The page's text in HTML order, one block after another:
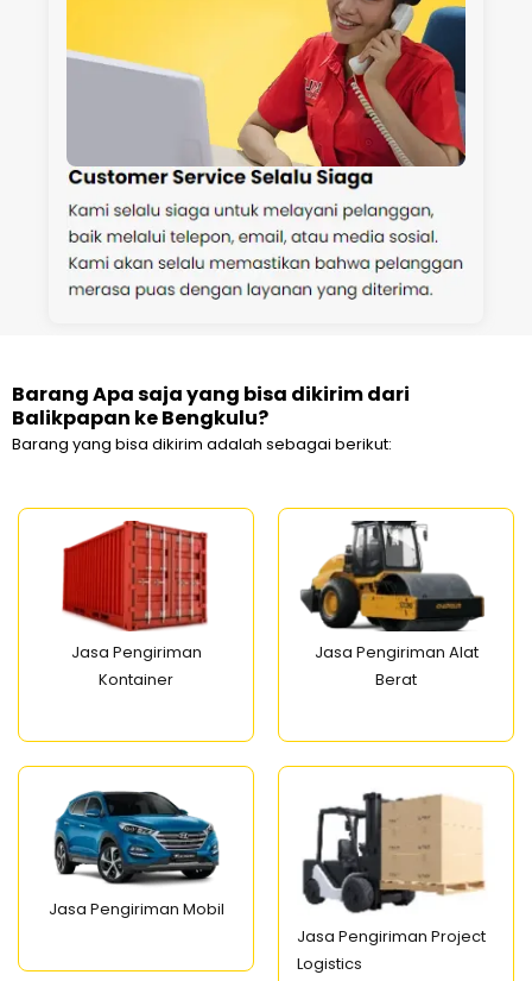
Barang Apa saja yang bisa dikirim dari
Balikpapan ke Bengkulu?
Barang yang bisa dikirim adalah sebagai berikut:
Jasa Pengiriman
Kontainer
Jasa Pengiriman Alat
Berat
Jasa Pengiriman Mobil
Jasa Pengiriman Project
Logistics